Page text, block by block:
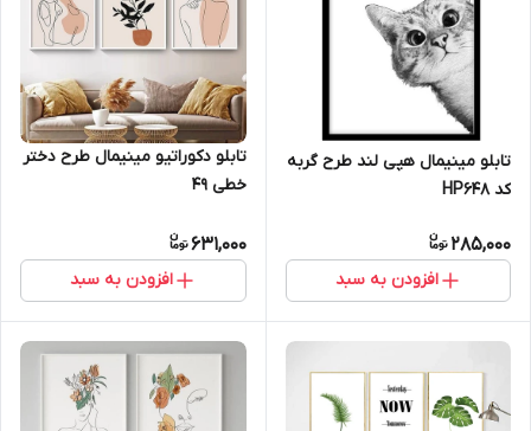
تابلو مینیمال هپی لند طرح گربه
کد HP648
285,000
افزودن به سبد
تابلو دکوراتیو مینیمال طرح دختر
خطی 49
631,000
افزودن به سبد